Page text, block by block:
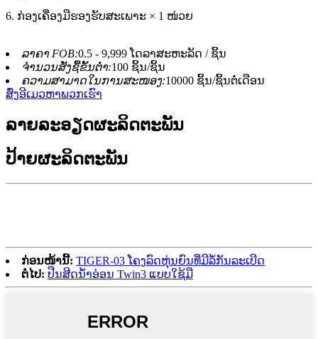
6. ກ່ອງເຄື່ອງມືຮອງຮັບສະເພາະ × 1 ໜ່ວຍ
ລາຄາ FOB:0.5 - 9,999 ໂດລາສະຫະລັດ / ຊິ້ນ
ຈຳນວນສັ່ງຊື້ຂັ້ນຕ່ຳ:100 ຊິ້ນ/ຊິ້ນ
ຄວາມສາມາດໃນການສະໜອງ:10000 ຊິ້ນ/ຊິ້ນຕໍ່ເດືອນ
ສົ່ງອີເມວຫາພວກເຮົາ
ລາຍລະອຽດຜະລິດຕະພັນ
ປ້າຍຜະລິດຕະພັນ
ກ່ອນໜ້ານີ້: TIGER-03 ໂຄງລົດຫຸ່ນຍົນທີ່ມີລໍ້ກັນລະເບີດ
ຕໍ່ໄປ: ປືນສີດນ້ຳອ່ອນ Twin3 ແບບໃຊ້ມື